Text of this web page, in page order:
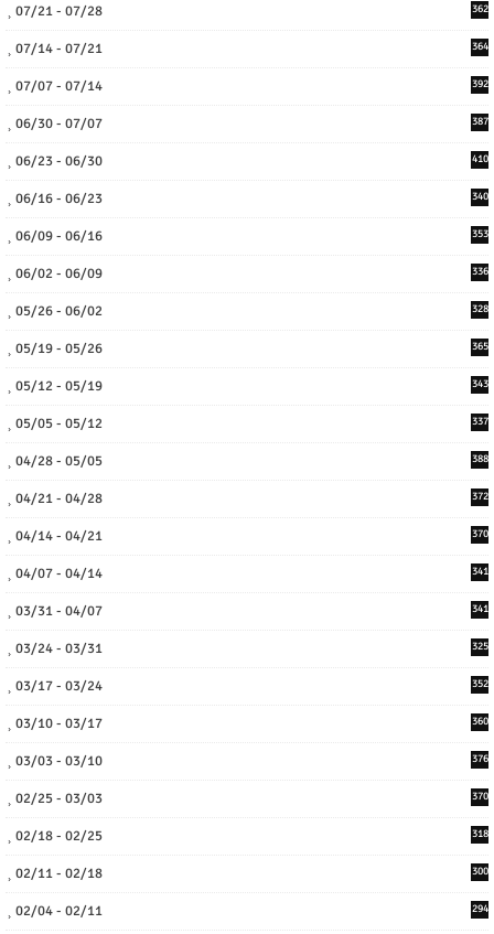
07/21 - 07/28 362
07/14 - 07/21 364
07/07 - 07/14 392
06/30 - 07/07 387
06/23 - 06/30 410
06/16 - 06/23 340
06/09 - 06/16 353
06/02 - 06/09 336
05/26 - 06/02 328
05/19 - 05/26 365
05/12 - 05/19 343
05/05 - 05/12 337
04/28 - 05/05 388
04/21 - 04/28 372
04/14 - 04/21 370
04/07 - 04/14 341
03/31 - 04/07 341
03/24 - 03/31 325
03/17 - 03/24 352
03/10 - 03/17 360
03/03 - 03/10 376
02/25 - 03/03 370
02/18 - 02/25 318
02/11 - 02/18 300
02/04 - 02/11 294